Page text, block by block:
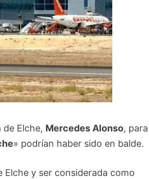
de Elche, Mercedes Alonso, para
» podrían haber sido en balde.
Elche y ser considerada como